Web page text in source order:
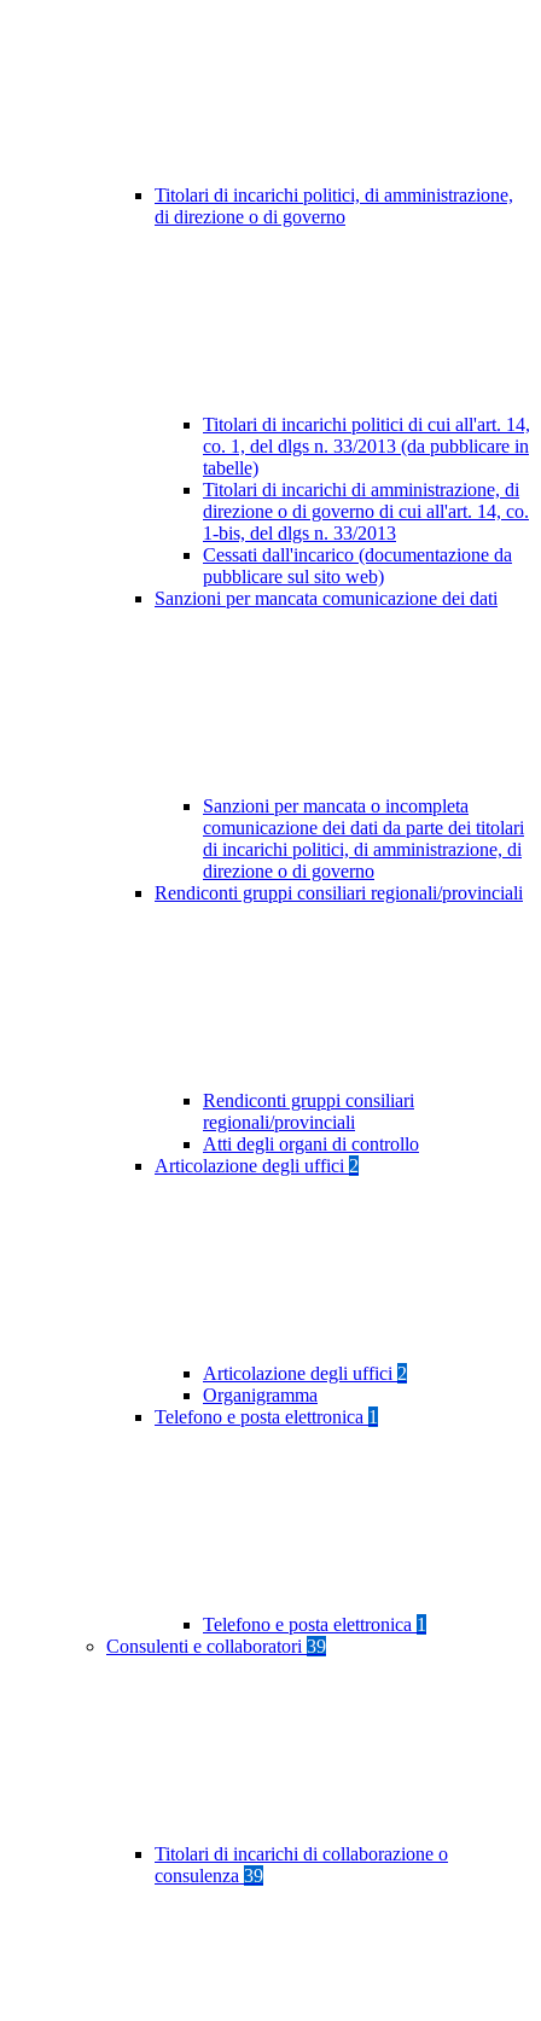
Titolari di incarichi politici, di amministrazione,
di direzione o di governo
Titolari di incarichi politici di cui all'art. 14,
co. 1, del dlgs n. 33/2013 (da pubblicare in
tabelle)
Titolari di incarichi di amministrazione, di
direzione o di governo di cui all'art. 14, co.
1-bis, del dlgs n. 33/2013
Cessati dall'incarico (documentazione da
pubblicare sul sito web)
Sanzioni per mancata comunicazione dei dati
Sanzioni per mancata o incompleta
comunicazione dei dati da parte dei titolari
di incarichi politici, di amministrazione, di
direzione o di governo
Rendiconti gruppi consiliari regionali/provinciali
Rendiconti gruppi consiliari
regionali/provinciali
Atti degli organi di controllo
Articolazione degli uffici 2
Articolazione degli uffici 2
Organigramma
Telefono e posta elettronica 1
Telefono e posta elettronica 1
Consulenti e collaboratori 39
Titolari di incarichi di collaborazione o
consulenza 39